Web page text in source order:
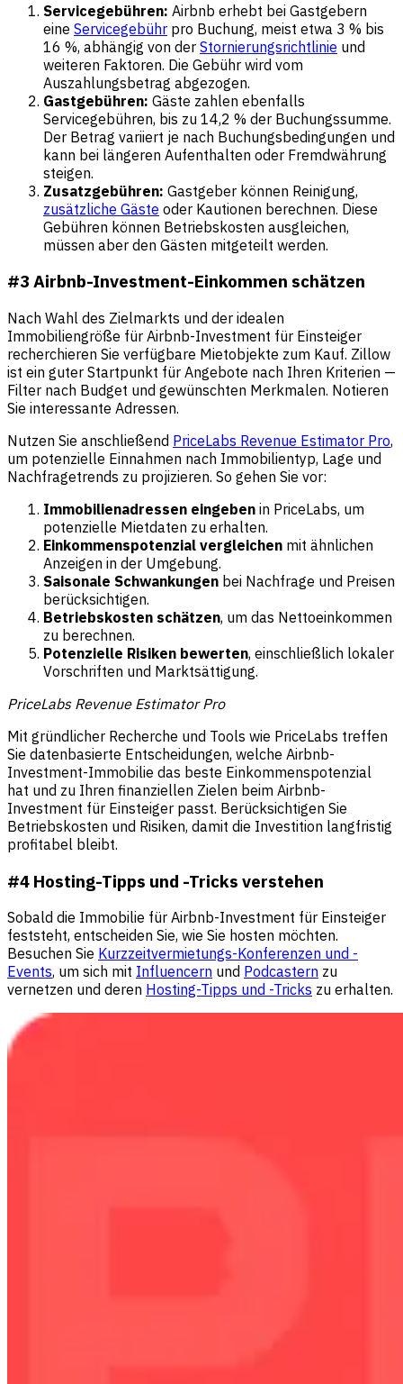
Servicegebühren: Airbnb erhebt bei Gastgebern
eine Servicegebühr pro Buchung, meist etwa 3 % bis
16 %, abhängig von der Stornierungsrichtlinie und
weiteren Faktoren. Die Gebühr wird vom
Auszahlungsbetrag abgezogen.
Gastgebühren: Gäste zahlen ebenfalls
Servicegebühren, bis zu 14,2 % der Buchungssumme.
Der Betrag variiert je nach Buchungsbedingungen und
kann bei längeren Aufenthalten oder Fremdwährung
steigen.
Zusatzgebühren: Gastgeber können Reinigung,
zusätzliche Gäste oder Kautionen berechnen. Diese
Gebühren können Betriebskosten ausgleichen,
müssen aber den Gästen mitgeteilt werden.
#3 Airbnb-Investment-Einkommen schätzen
Nach Wahl des Zielmarkts und der idealen
Immobiliengröße für Airbnb-Investment für Einsteiger
recherchieren Sie verfügbare Mietobjekte zum Kauf. Zillow
ist ein guter Startpunkt für Angebote nach Ihren Kriterien —
Filter nach Budget und gewünschten Merkmalen. Notieren
Sie interessante Adressen.
Nutzen Sie anschließend PriceLabs Revenue Estimator Pro,
um potenzielle Einnahmen nach Immobilientyp, Lage und
Nachfragetrends zu projizieren. So gehen Sie vor:
Immobilienadressen eingeben in PriceLabs, um
potenzielle Mietdaten zu erhalten.
Einkommenspotenzial vergleichen mit ähnlichen
Anzeigen in der Umgebung.
Saisonale Schwankungen bei Nachfrage und Preisen
berücksichtigen.
Betriebskosten schätzen, um das Nettoeinkommen
zu berechnen.
Potenzielle Risiken bewerten, einschließlich lokaler
Vorschriften und Marktsättigung.
PriceLabs Revenue Estimator Pro
Mit gründlicher Recherche und Tools wie PriceLabs treffen
Sie datenbasierte Entscheidungen, welche Airbnb-
Investment-Immobilie das beste Einkommenspotenzial
hat und zu Ihren finanziellen Zielen beim Airbnb-
Investment für Einsteiger passt. Berücksichtigen Sie
Betriebskosten und Risiken, damit die Investition langfristig
profitabel bleibt.
#4 Hosting-Tipps und -Tricks verstehen
Sobald die Immobilie für Airbnb-Investment für Einsteiger
feststeht, entscheiden Sie, wie Sie hosten möchten.
Besuchen Sie Kurzzeitvermietungs-Konferenzen und -
Events, um sich mit Influencern und Podcastern zu
vernetzen und deren Hosting-Tipps und -Tricks zu erhalten.